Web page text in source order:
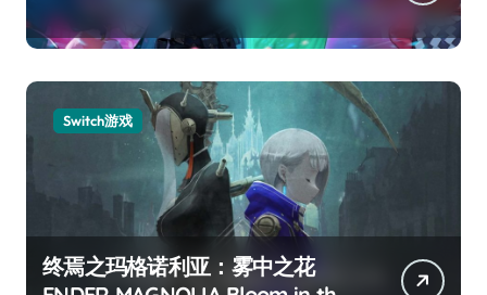
Switch游戏
终焉之玛格诺利亚：雾中之花